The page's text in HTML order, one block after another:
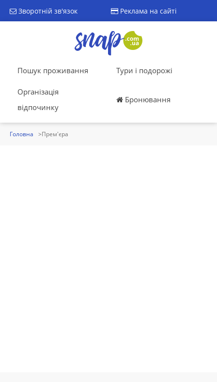
Зворотній зв'язок Реклама на сайті
Пошук проживання Тури і подорожі
Організація
відпочинку
Бронювання
Головна Прем'єра